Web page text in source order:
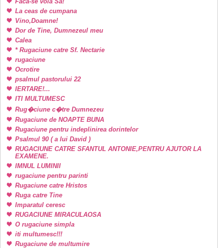
La ceas de cumpana
Vino,Doamne!
Dor de Tine, Dumnezeul meu
Calea
* Rugaciune catre Sf. Nectarie
rugaciune
Ocrotire
psalmul pastorului 22
IERTARE!...
ITI MULTUMESC
Rug�ciune c�tre Dumnezeu
Rugaciune de NOAPTE BUNA
Rugaciune pentru indeplinirea dorintelor
Psalmul 90 ( a lui David )
RUGACIUNE CATRE SFANTUL ANTONIE,PENTRU AJUTOR LA
EXAMENE.
IMNUL LUMINII
rugaciune pentru parinti
Rugaciune catre Hristos
Ruga catre Tine
Imparatul ceresc
RUGACIUNE MIRACULAOSA
O rugaciune simpla
iti multumesc!!!
Rugaciune de multumire